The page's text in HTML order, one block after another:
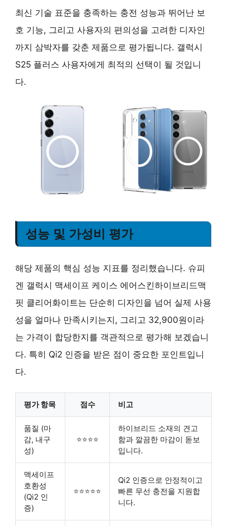
최신 기술 표준을 충족하는 충전 성능과 뛰어난 보
호 기능, 그리고 사용자의 편의성을 고려한 디자인
까지 삼박자를 갖춘 제품으로 평가됩니다. 갤럭시
S25 플러스 사용자에게 최적의 선택이 될 것입니
다.
성능 및 가성비 평가
해당 제품의 핵심 성능 지표를 정리했습니다. 슈피
겐 갤럭시 맥세이프 케이스 에어스킨하이브리드맥
핏 클리어화이트는 단순히 디자인을 넘어 실제 사용
성을 얼마나 만족시키는지, 그리고 32,900원이라
는 가격이 합당한지를 객관적으로 평가해 보겠습니
다. 특히 Qi2 인증을 받은 점이 중요한 포인트입니
다.
평가 항목 점수 비고
품질 (마
감, 내구
성)
⭐⭐⭐⭐
하이브리드 소재의 견고
함과 깔끔한 마감이 돋보
입니다.
맥세이프
호환성
(Qi2 인
증)
⭐⭐⭐⭐⭐
Qi2 인증으로 안정적이고
빠른 무선 충전을 지원합
니다.